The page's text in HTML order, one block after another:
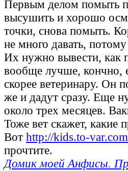
Первым делом помыть
высушить и хорошо
точки, снова помыть.
не много давать,
Их нужно вывести, как
вообще лучше, кончно,
скорее ветеринару. Он
же и дадут сразу. Еще
около трех месяцев.
Тоже вет скажет, какие
Вот http://kids.to-
прочтите.
Домик моей Анфисы.